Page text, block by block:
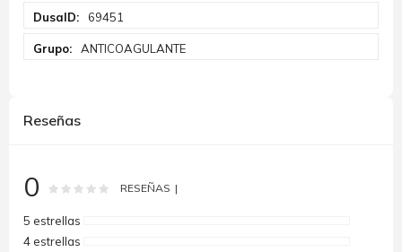
69451
ANTICOAGULANTE
Reseñas
0 Rating: % of100
RESEÑAS
5 estrellas
4 estrellas